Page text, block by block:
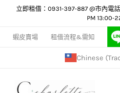
content
立即租借：0931-397-887 @市內電
PM 13:00-
蝦皮賣場 租借流程&需知
Chinese